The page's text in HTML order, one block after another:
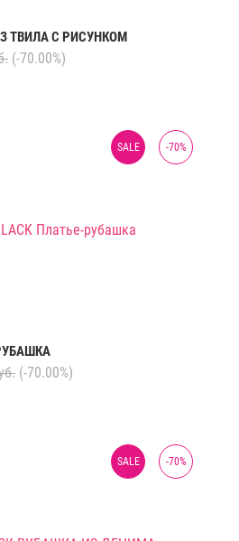
ТВИЛА С РИСУНКОМ
(-70.00%)
-70%
SALE
(-70.00%)
-70%
SALE